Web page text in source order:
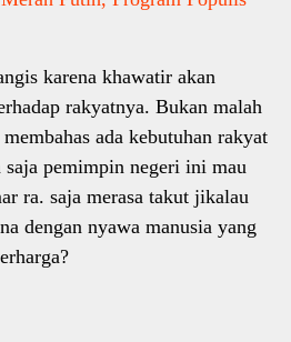
karena khawatir akan
rakyatnya. Bukan malah
ada kebutuhan rakyat
pemimpin negeri ini mau
ra. saja merasa takut jikalau
dengan nyawa manusia yang